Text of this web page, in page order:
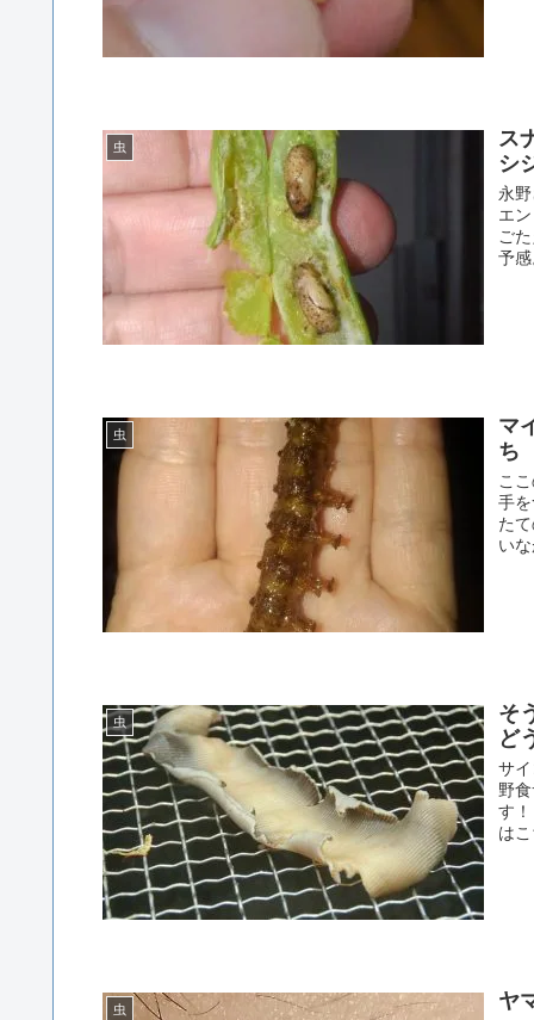
虫
ス
シ
永
エ
ご
予
虫
マ
ち
こ
手
た
い
虫
そ
ど
サ
野
す
は
虫 ヤ